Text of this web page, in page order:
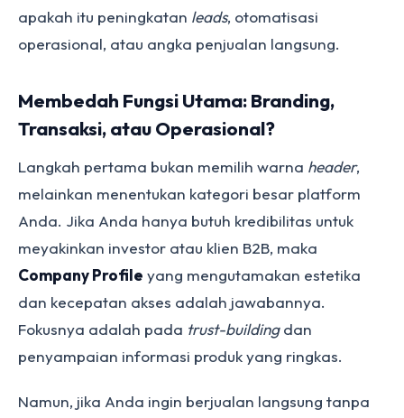
apakah itu peningkatan leads, otomatisasi
operasional, atau angka penjualan langsung.
Membedah Fungsi Utama: Branding,
Transaksi, atau Operasional?
Langkah pertama bukan memilih warna header,
melainkan menentukan kategori besar platform
Anda. Jika Anda hanya butuh kredibilitas untuk
meyakinkan investor atau klien B2B, maka
Company Profile yang mengutamakan estetika
dan kecepatan akses adalah jawabannya.
Fokusnya adalah pada trust-buildingdan
penyampaian informasi produk yang ringkas.
Namun, jika Anda ingin berjualan langsung tanpa